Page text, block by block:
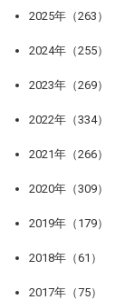
2025年（263）
2024年（255）
2023年（269）
2022年（334）
2021年（266）
2020年（309）
2019年（179）
2018年（61）
2017年（75）